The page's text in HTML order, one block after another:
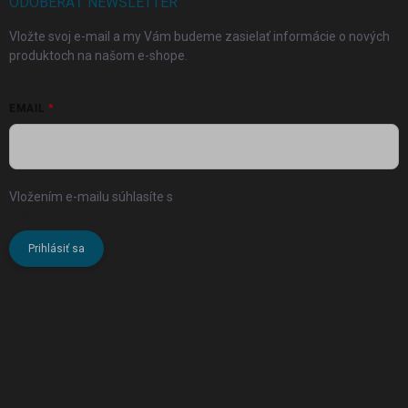
Vložte svoj e-mail a my Vám budeme zasielať informácie o nových
produktoch na našom e-shope.
Vložením e-mailu súhlasíte s
Prihlásiť sa